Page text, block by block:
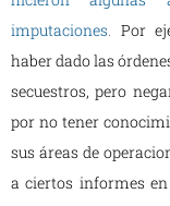
imputaciones. Por
haber dado las
secuestros, pero
por no tener
sus áreas de
a ciertos informes